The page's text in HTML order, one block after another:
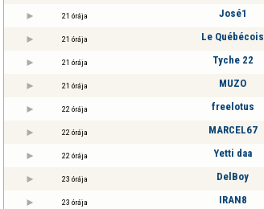
21 órája José1
21 órája Le Québécois
21 órája Tyche 22
21 órája MUZO
22 órája freelotus
22 órája MARCEL67
22 órája Yetti daa
23 órája DelBoy
23 órája IRAN8